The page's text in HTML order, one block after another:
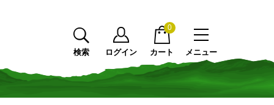
メニュー
検索 ログイン カート
0